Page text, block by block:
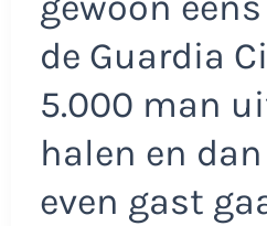
de Guardia
5.000 man
halen en
even gast